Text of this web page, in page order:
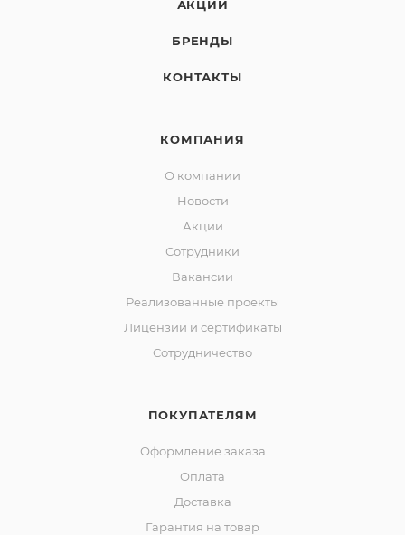
АКЦИИ
БРЕНДЫ
КОНТАКТЫ
КОМПАНИЯ
О компании
Новости
Акции
Сотрудники
Вакансии
Реализованные проекты
Лицензии и сертификаты
Сотрудничество
ПОКУПАТЕЛЯМ
Оформление заказа
Оплата
Доставка
Гарантия на товар